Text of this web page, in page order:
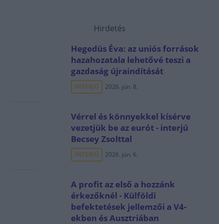
Hirdetés
Hegedüs Éva: az uniós források
hazahozatala lehetővé teszi a
gazdaság újraindítását
INTERJÚ 2026. jún. 8.
Vérrel és könnyekkel kísérve
vezetjük be az eurót - interjú
Becsey Zsolttal
INTERJÚ 2026. jún. 6.
A profit az első a hozzánk
érkezőknél - Külföldi
befektetések jellemzői a V4-
ekben és Ausztriában